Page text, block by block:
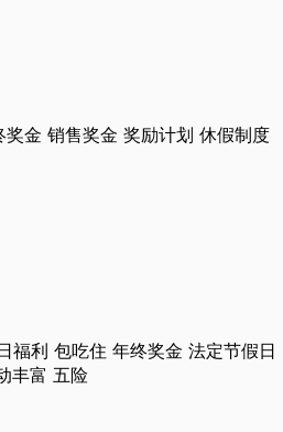
奖金 销售奖金 奖励计划 休假制度
福利 包吃住 年终奖金 法定节假日
丰富 五险